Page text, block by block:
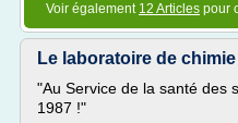
Voir également 12 Articles pour
Le laboratoire de
"Au Service de la santé des
1987 !"